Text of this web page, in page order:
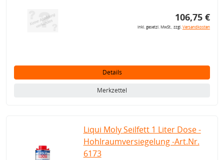
106,75 €
inkl. gesetzl. MwSt., zzgl.Versandkosten
Details
Merkzettel
Liqui Moly Seilfett 1 Liter Dose -
Hohlraumversiegelung -Art.Nr.
6173